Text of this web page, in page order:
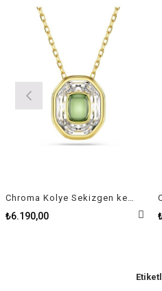
Chroma Kolye Sekizgen kesim, Yeşil, Altın rengi kaplama
₺6.190,00